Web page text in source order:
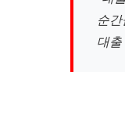
순
대